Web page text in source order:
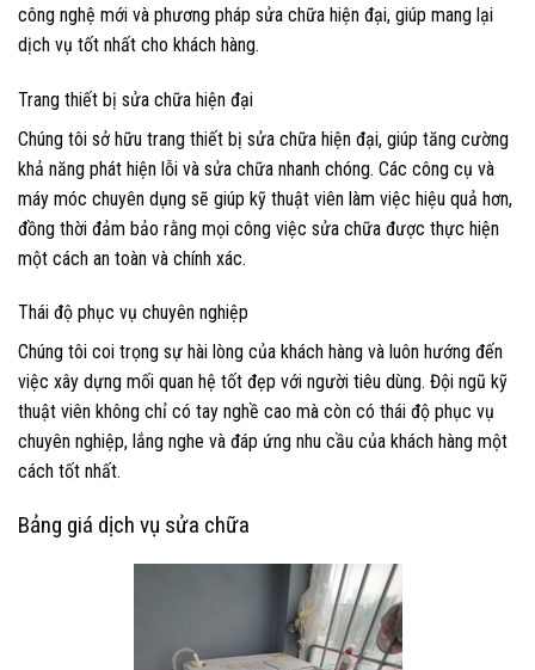
công nghệ mới và phương pháp sửa chữa hiện đại, giúp mang lại
dịch vụ tốt nhất cho khách hàng.
Trang thiết bị sửa chữa hiện đại
Chúng tôi sở hữu trang thiết bị sửa chữa hiện đại, giúp tăng cường
khả năng phát hiện lỗi và sửa chữa nhanh chóng. Các công cụ và
máy móc chuyên dụng sẽ giúp kỹ thuật viên làm việc hiệu quả hơn,
đồng thời đảm bảo rằng mọi công việc sửa chữa được thực hiện
một cách an toàn và chính xác.
Thái độ phục vụ chuyên nghiệp
Chúng tôi coi trọng sự hài lòng của khách hàng và luôn hướng đến
việc xây dựng mối quan hệ tốt đẹp với người tiêu dùng. Đội ngũ kỹ
thuật viên không chỉ có tay nghề cao mà còn có thái độ phục vụ
chuyên nghiệp, lắng nghe và đáp ứng nhu cầu của khách hàng một
cách tốt nhất.
Bảng giá dịch vụ sửa chữa